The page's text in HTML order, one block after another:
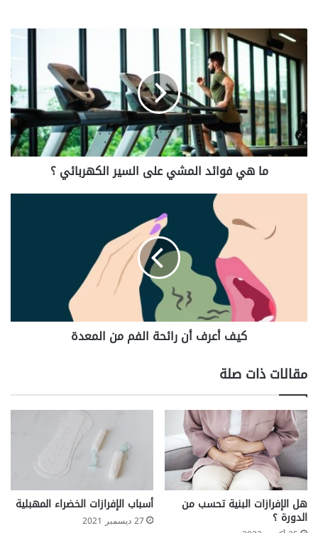
ما
هي
فوائد
المشي
على
السير
الكهربائي
؟
ما هي فوائد المشي على السير الكهربائي ؟
كيف أعرف أن رائحة الفم من المعدة
مقالات ذات صلة
هل الإفرازات البنية تحسب من
الدورة ؟
أسباب الإفرازات الخضراء المهبلية
27 ديسمبر 2021